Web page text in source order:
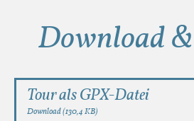
Download
Tour als GPX-Datei
Download (130,4 KB)